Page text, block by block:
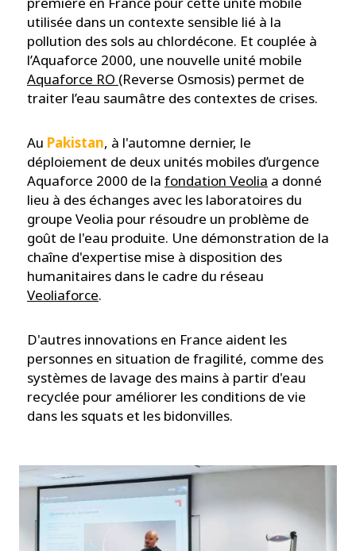
utilisée dans un contexte sensible lié à la
pollution des sols au chlordécone. Et couplée à
l’Aquaforce 2000, une nouvelle unité mobile
Aquaforce RO (Reverse Osmosis) permet de
traiter l’eau saumâtre des contextes de crises.
Au Pakistan, à l'automne dernier, le
déploiement de deux unités mobiles d’urgence
Aquaforce 2000 de la fondation Veolia a donné
lieu à des échanges avec les laboratoires du
groupe Veolia pour résoudre un problème de
goût de l'eau produite. Une démonstration de la
chaîne d'expertise mise à disposition des
humanitaires dans le cadre du réseau
Veoliaforce.
D'autres innovations en France aident les
personnes en situation de fragilité, comme des
systèmes de lavage des mains à partir d'eau
recyclée pour améliorer les conditions de vie
dans les squats et les bidonvilles.